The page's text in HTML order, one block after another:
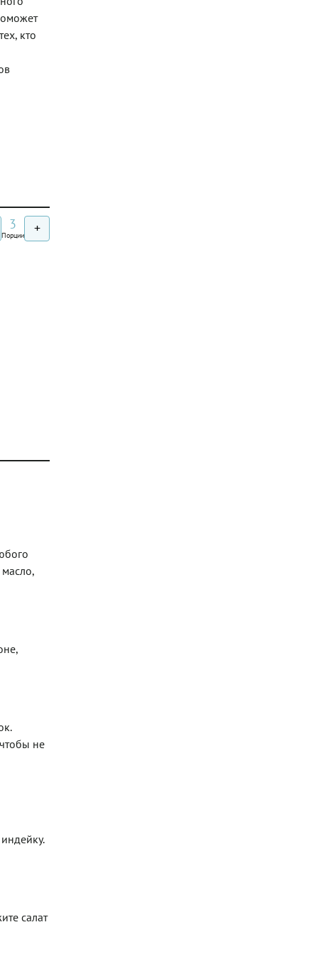
кто
3
Порции +
не
салат